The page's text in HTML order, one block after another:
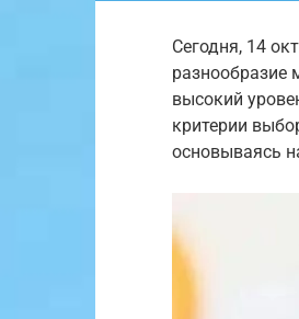
Сегодня, 14
разнообразие
высокий
критерии
основываясь